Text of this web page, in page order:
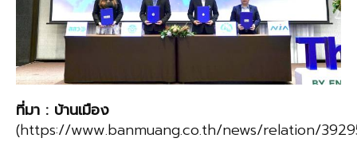
ที่มา : บ้านเมือง
(https://www.banmuang.co.th/news/relation/